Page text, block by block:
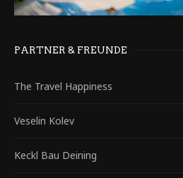
PARTNER & FREUNDE
The Travel Happiness
Veselin Kolev
Keckl Bau Deining